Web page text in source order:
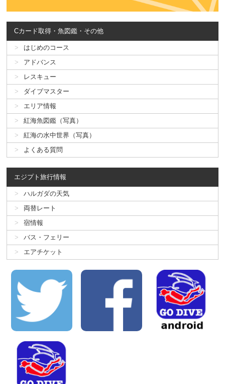
Cカード取得・魚図鑑・その他
はじめのコース
アドバンス
レスキュー
ダイブマスター
エリア情報
紅海魚図鑑（写真）
紅海の水中世界（写真）
よくある質問
エジプト旅行情報
ハルガダの天気
両替レート
宿情報
バス・フェリー
エアチケット